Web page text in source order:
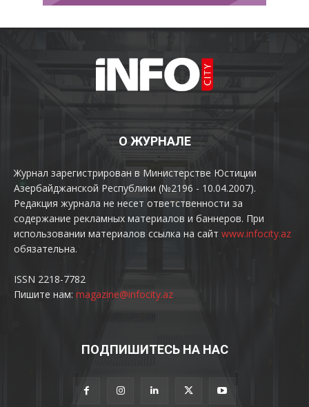
О ЖУРНАЛЕ
Журнал зарегистрирован в Министерстве Юстиции
Азербайджанской Республики (№2196 - 10.04.2007).
Редакция журнала не несет ответственности за
содержание рекламных материалов и баннеров. При
использовании материалов ссылка на сайт www.infocity.az
обязательна.
ISSN 2218-7782
Пишите нам: magazine@infocity.az
ПОДПИШИТЕСЬ НА НАС